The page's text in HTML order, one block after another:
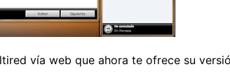
vía web que ahora te ofrece su